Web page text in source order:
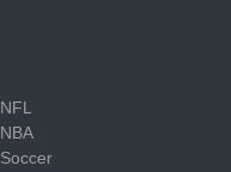
NFL
NBA
Soccer